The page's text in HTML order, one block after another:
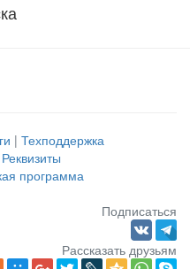
| Техподдержка
Реквизиты
программа
Подписаться
Рассказать друзьям